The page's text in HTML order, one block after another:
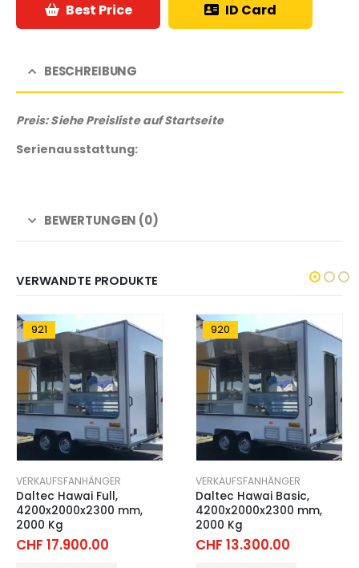
Best Price ID Card
BESCHREIBUNG
Preis: Siehe Preisliste auf Startseite
Serienausstattung:
BEWERTUNGEN (0)
VERWANDTE PRODUKTE
921
VERKAUFSFANHÄNGER
Daltec Hawai Full,
4200x2000x2300 mm,
2000 Kg
CHF 17.900.00
920
VERKAUFSFANHÄNGER
Daltec Hawai Basic,
4200x2000x2300 mm,
2000 Kg
CHF 13.300.00